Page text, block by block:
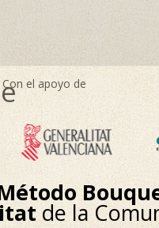
Con el apoyo de
de la